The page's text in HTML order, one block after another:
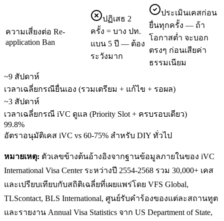
ความเสี่ยงต่อ Re-
application Ban
ปฏิเสธ 2
ครั้ง = บาง ปท.
แบน 5 ปี — ต้อง
ระวังมาก
ประเมินเคสก่อน
ยื่นทุกครั้ง — ถ้า
โอกาสต่ำ จะบอก
ตรงๆ ก่อนเสียค่า
ธรรมเนียม
~9 สัปดาห์
เวลาเฉลี่ยกรณียื่นเอง (รวมเตรียม + แก้ไข + รอผล)
~3 สัปดาห์
เวลาเฉลี่ยกรณี iVC ดูแล (Priority Slot + ครบรอบเดียว)
99.8%
อัตราอนุมัติเคส iVC vs 60-75% สำหรับ DIY ทั่วไป
หมายเหตุ: ตัวเลขข้างต้นอ้างอิงจากฐานข้อมูลภายในของ iVC
International Visa Center ระหว่างปี 2554-2568 รวม 30,000+ เคส
และเปรียบเทียบกับสถิติเฉลี่ยที่เผยแพร่โดย VFS Global,
TLScontact, BLS International, ศูนย์รับคำร้องของแต่ละสถานทูต
และรายงาน Annual Visa Statistics จาก US Department of State,